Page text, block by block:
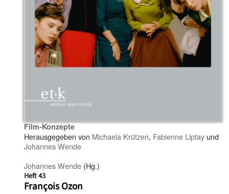
Film-Konzepte
Herausgegeben von Michaela Krützen, Fabienne Liptay und
Johannes Wende
Johannes Wende (Hg.)
Heft 43
François Ozon